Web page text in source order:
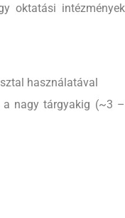
oktatási intézmények
használatával
nagy tárgyakig (~3 –